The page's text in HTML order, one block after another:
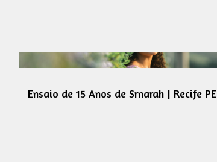
Ensaio de 15 Anos de Srnarah | Recife PE